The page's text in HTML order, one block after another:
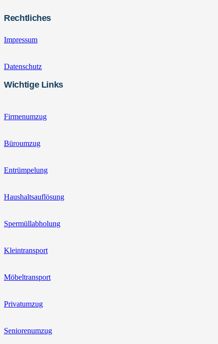
Rechtliches
Impressum
Datenschutz
Wichtige Links
Firmenumzug
Büroumzug
Entrümpelung
Haushaltsauflösung
Spermüllabholung
Kleintransport
Möbeltransport
Privatumzug
Seniorenumzug